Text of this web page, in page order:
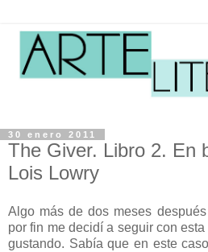
30 enero 2011
The Giver. Libro 2. En
Lois Lowry
Algo más de dos meses
por fin me decidí a seguir con
gustando. Sabía que en este